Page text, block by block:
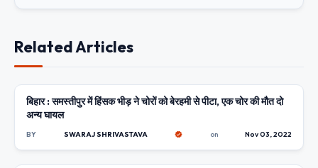
Related Articles
UNCATEGORIZED
बिहार : समस्तीपुर में हिंसक भीड़ ने चोरों को बेरहमी से पीटा, एक चोर की मौत दो
अन्य घायल
BY SWARAJ SHRIVASTAVA on Nov 03, 2022